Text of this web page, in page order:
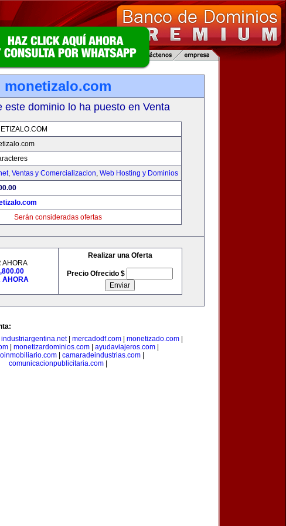
monetizalo.com
este dominio lo ha puesto en Venta
, Ventas y Comercializacion, Web Hosting y Dominios
Serán consideradas ofertas
AHORA
AHORA
Realizar una Oferta
Precio Ofrecido $
industriargentina.net| mercadodf.com| monetizado.com|
| monetizardominios.com| ayudaviajeros.com|
camaradeindustrias.com
comunicacionpublicitaria.com